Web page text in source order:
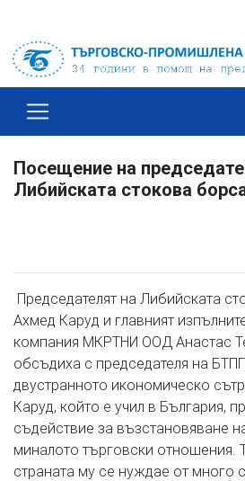
Посещение на
Либийската стокова
Председателят на Либийската
Ахмед Каруд и главният
компания МКРТНИ ООД Анастас
обсъдиха с председателя на
двустранното икономическо
Каруд, който е учил в България,
съдействие за възстановяване
миналото търговски отношения.
страната му се нуждае от много